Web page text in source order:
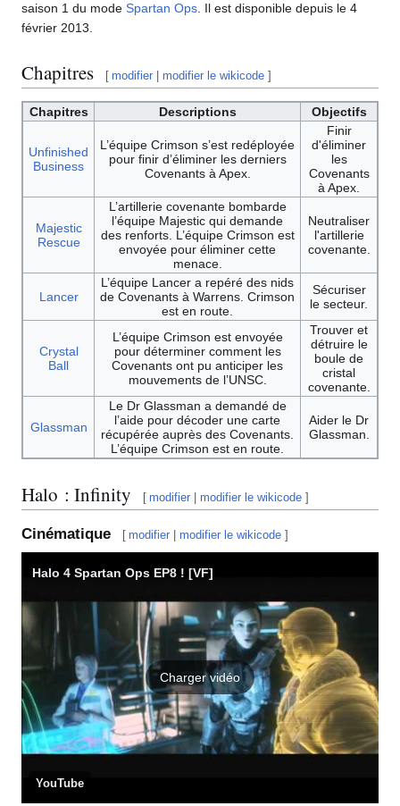
saison 1 du mode Spartan Ops . Il est disponible depuis le 4
février 2013.
Chapitres [ modifier |modifier le wikicode ]
Chapitres Descriptions Objectifs
Unfinished
Business
L’équipe Crimson s’est redéployée
pour finir d’éliminer les derniers
Covenants à Apex.
Finir
d'éliminer
les
Covenants
à Apex.
Majestic
Rescue
L’artillerie covenante bombarde
l’équipe Majestic qui demande
des renforts. L’équipe Crimson est
envoyée pour éliminer cette
menace.
Neutraliser
l'artillerie
covenante.
Lancer
L’équipe Lancer a repéré des nids
de Covenants à Warrens. Crimson
est en route.
Sécuriser
le secteur.
Crystal
Ball
L’équipe Crimson est envoyée
pour déterminer comment les
Covenants ont pu anticiper les
mouvements de l’UNSC.
Trouver et
détruire le
boule de
cristal
covenante.
Glassman
Le Dr Glassman a demandé de
l’aide pour décoder une carte
récupérée auprès des Covenants.
L’équipe Crimson est en route.
Aider le Dr
Glassman.
Halo : Infinity [ modifier |modifier le wikicode ]
Cinématique [ modifier |modifier le wikicode ]
Halo 4 Spartan Ops EP8 ! [VF]
Charger vidéo
YouTube